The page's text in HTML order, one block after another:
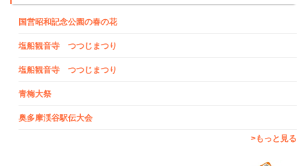
国営昭和記念公園の春の花
塩船観音寺 つつじまつり
塩船観音寺 つつじまつり
青梅大祭
奥多摩渓谷駅伝大会
>もっと見る